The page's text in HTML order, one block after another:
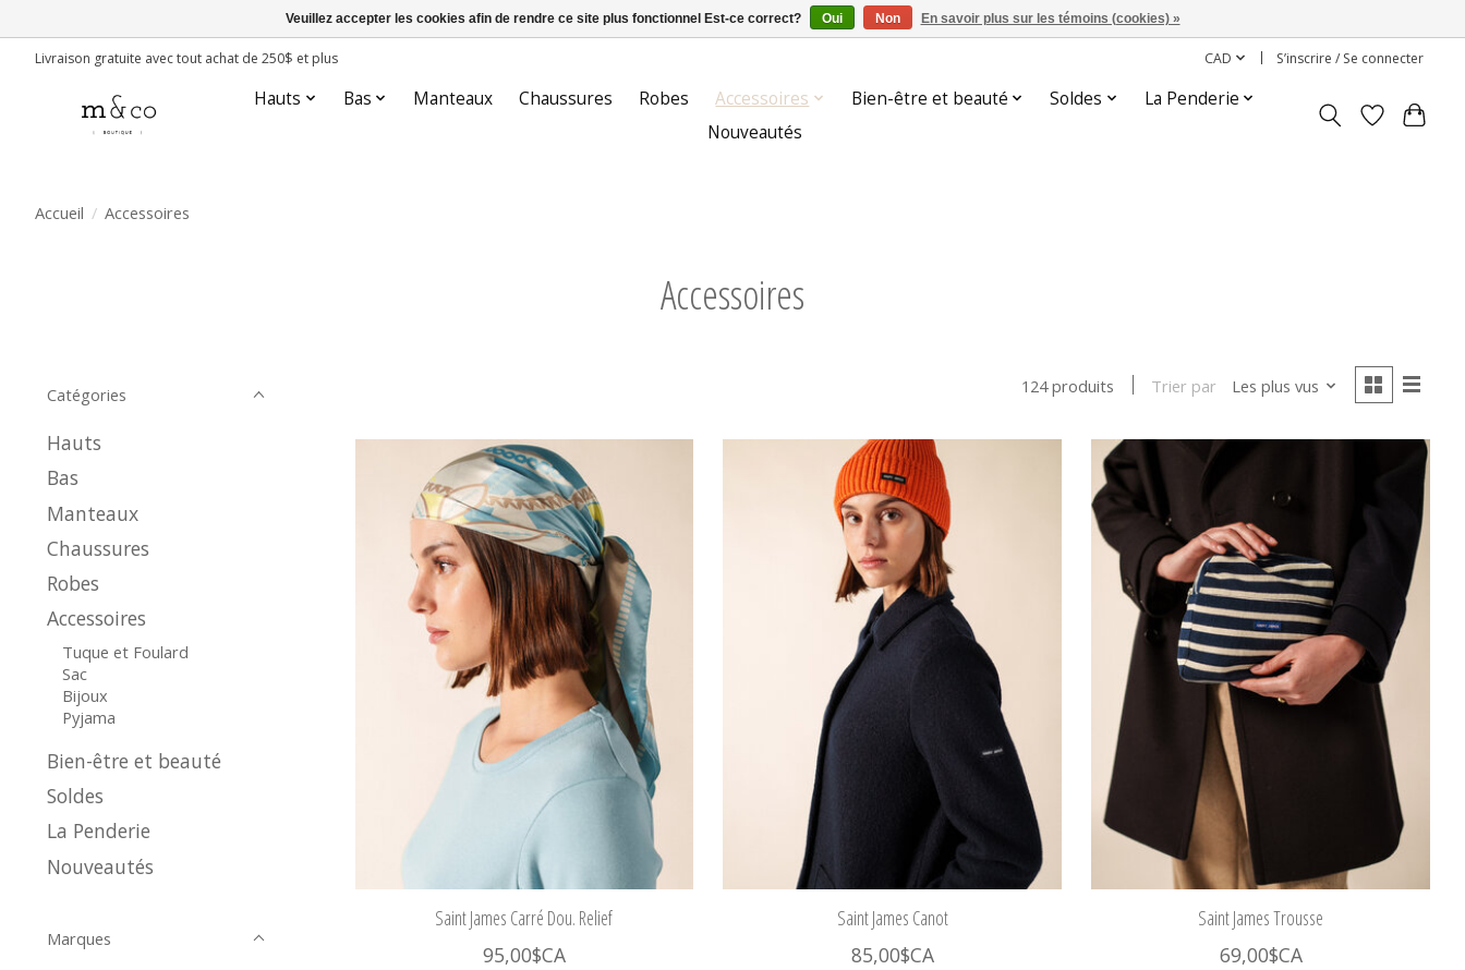
Livraison gratuite avec tout achat de 250$ et plus CAD S’inscrire / Se connecter
Hauts Bas Manteaux Chaussures Robes Accessoires Bien-être et beauté Soldes
La Penderie
Nouveautés
Accueil / Accessoires
Accessoires
Catégories
Hauts
Bas
Manteaux
Chaussures
Robes
Accessoires
Tuque et Foulard
Sac
Bijoux
Pyjama
Bien-être et beauté
Soldes
La Penderie
Nouveautés
Marques
124 produits Trier par Les plus vus
Saint James Carré Dou. Relief
95,00$CA
Saint James Canot
85,00$CA
Saint James Trousse
69,00$CA
Veuillez accepter les cookies afin de rendre ce site plus fonctionnel Est-ce correct? Oui Non En savoir plus sur les témoins (cookies) »